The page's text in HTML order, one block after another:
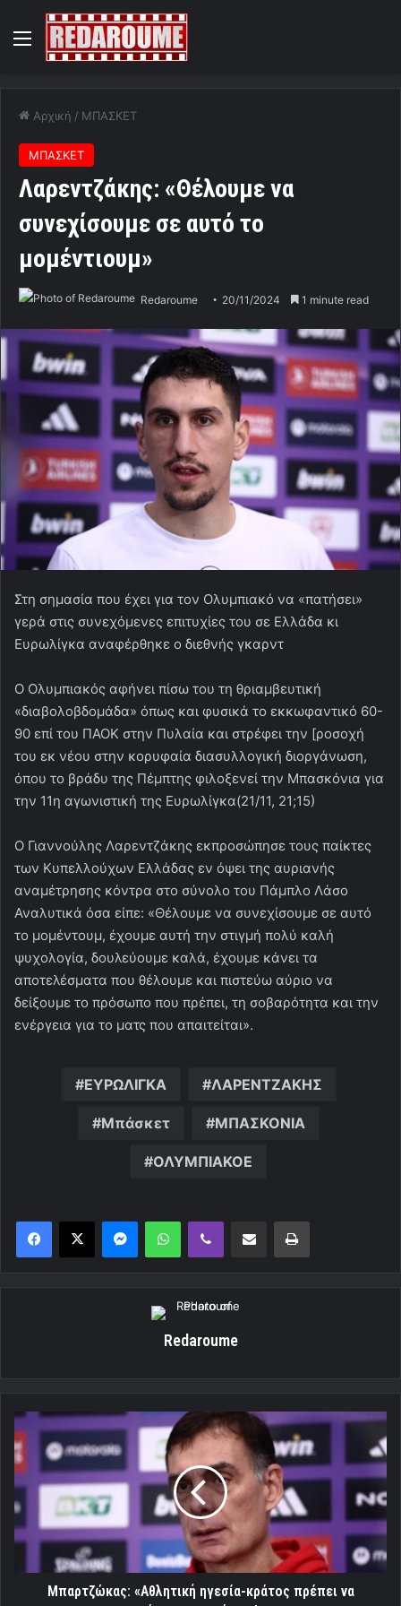
Menu
Αρχική / ΜΠΑΣΚΕΤ
ΜΠΑΣΚΕΤ
Λαρεντζάκης: «Θέλουμε να
συνεχίσουμε σε αυτό το
μομέντιουμ»
Redaroume 20/11/2024 1 minute read
Στη σημασία που έχει για τον Ολυμπιακό να «πατήσει»
γερά στις συνεχόμενες επιτυχίες του σε Ελλάδα κι
Ευρωλίγκα αναφέρθηκε ο διεθνής γκαρντ
Ο Ολυμπιακός αφήνει πίσω του τη θριαμβευτική
«διαβολοβδομάδα» όπως και φυσικά το εκκωφαντικό 60-
90 επί του ΠΑΟΚ στην Πυλαία και στρέφει την [ροσοχή
του εκ νέου στην κορυφαία διασυλλογική διοργάνωση,
όπου το βράδυ της Πέμπτης φιλοξενεί την Μπασκόνια για
την 11η αγωνιστική της Ευρωλίγκα(21/11, 21;15)
Ο Γιαννούλης Λαρεντζάκης εκπροσώπησε τους παίκτες
των Κυπελλούχων Ελλάδας εν όψει της αυριανής
αναμέτρησης κόντρα στο σύνολο του Πάμπλο Λάσο
Αναλυτικά όσα είπε: «Θέλουμε να συνεχίσουμε σε αυτό
το μομέντουμ, έχουμε αυτή την στιγμή πολύ καλή
ψυχολογία, δουλεύουμε καλά, έχουμε κάνει τα
αποτελέσματα που θέλουμε και πιστεύω αύριο να
δείξουμε το πρόσωπο που πρέπει, τη σοβαρότητα και την
ενέργεια για το ματς που απαιτείται».
ΕΥΡΩΛΙΓΚΑ ΛΑΡΕΝΤΖΑΚΗΣ
Μπάσκετ ΜΠΑΣΚΟΝΙΑ
ΟΛΥΜΠΙΑΚΟΕ
MessengerWhatsAppViber Κοινοποίηση μέσω ηλεκτρονικού ταχυδρομείουΕκτύπωση
Redaroume
Μπαρτζώκας:
«Αθλητική
ηγεσία-
κράτος
να
πάρουν
αποφάσεις!»
Μπαρτζώκας: «Αθλητική ηγεσία-κράτος πρέπει να